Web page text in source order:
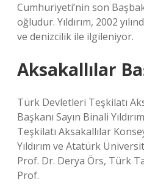
Cumhuriyeti’nin son
oğludur. Yıldırım, 2002
ve denizcilik ile ilgileniyor.
Aksakallılar
Türk Devletleri Teşkilatı
Başkanı Sayın Binali
Teşkilatı Aksakallılar
Yıldırım ve Atatürk
Prof. Dr. Derya Örs, Türk
Prof.